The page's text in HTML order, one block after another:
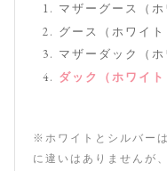
マザーグース（ホ
グース（ホワイト
マザーダック（ホ
ダック（ホワイト
※ホワイトとシルバー
に違いはありませんが